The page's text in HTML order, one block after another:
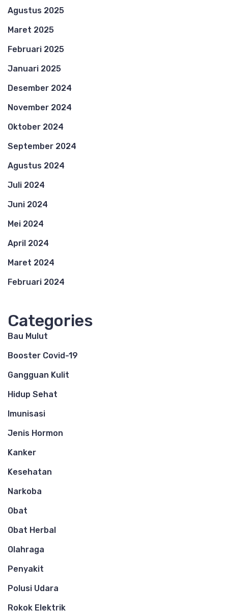
Agustus 2025
Maret 2025
Februari 2025
Januari 2025
Desember 2024
November 2024
Oktober 2024
September 2024
Agustus 2024
Juli 2024
Juni 2024
Mei 2024
April 2024
Maret 2024
Februari 2024
Categories
Bau Mulut
Booster Covid-19
Gangguan Kulit
Hidup Sehat
Imunisasi
Jenis Hormon
Kanker
Kesehatan
Narkoba
Obat
Obat Herbal
Olahraga
Penyakit
Polusi Udara
Rokok Elektrik